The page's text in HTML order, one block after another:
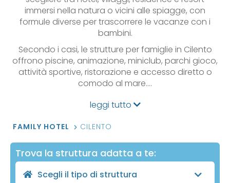
immersi nella natura o vicini alle spiagge, con
formule diverse per trascorrere le vacanze con i
bambini.
Secondo i casi, le strutture per famiglie in Cilento
offrono piscine, animazione, miniclub, parchi gioco,
attività sportive, ristorazione e accesso diretto o
comodo al mare.…
leggi tutto
FAMILY HOTEL CILENTO
Trova la struttura adatta a te:
Scegli il tipo di struttura